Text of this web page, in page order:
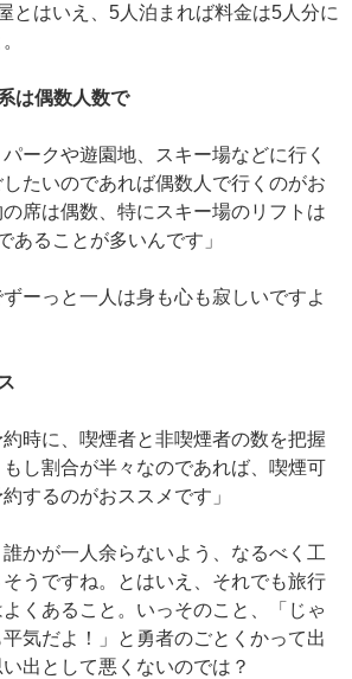
とはいえ、5人泊まれば料金は5人分に
は偶数人数で
パークや遊園地、スキー場などに行く
たいのであれば偶数人で行くのがお
席は偶数、特にスキー場のリフトは
あることが多いんです」
ーっと一人は身も心も寂しいですよ
約時に、喫煙者と非喫煙者の数を把握
し割合が半々なのであれば、喫煙可
するのがおススメです」
かが一人余らないよう、なるべく工
うですね。とはいえ、それでも旅行
くあること。いっそのこと、「じゃ
気だよ！」と勇者のごとくかって出
出として悪くないのでは？